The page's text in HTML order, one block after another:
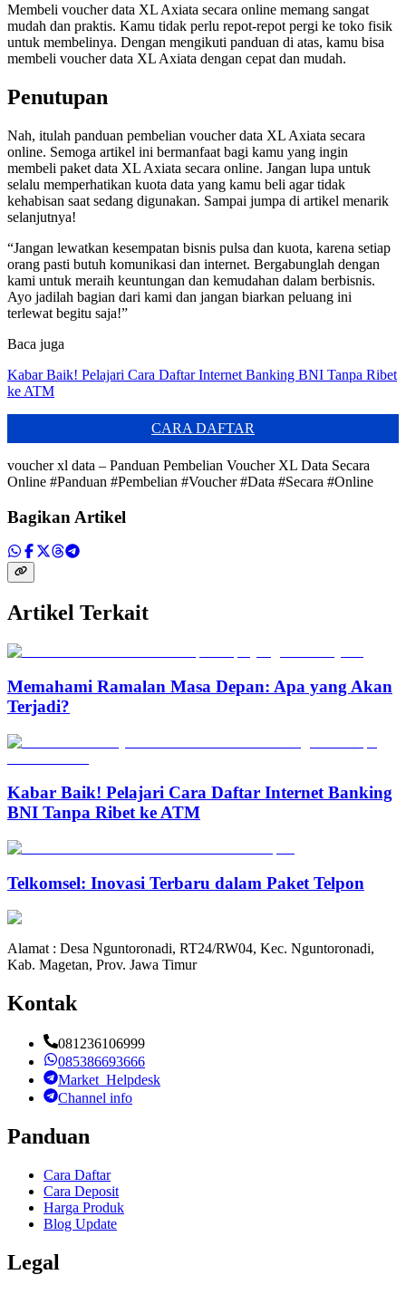
Membeli voucher data XL Axiata secara online memang sangat
mudah dan praktis. Kamu tidak perlu repot-repot pergi ke toko fisik
untuk membelinya. Dengan mengikuti panduan di atas, kamu bisa
membeli voucher data XL Axiata dengan cepat dan mudah.
Penutupan
Nah, itulah panduan pembelian voucher data XL Axiata secara
online. Semoga artikel ini bermanfaat bagi kamu yang ingin
membeli paket data XL Axiata secara online. Jangan lupa untuk
selalu memperhatikan kuota data yang kamu beli agar tidak
kehabisan saat sedang digunakan. Sampai jumpa di artikel menarik
selanjutnya!
“Jangan lewatkan kesempatan bisnis pulsa dan kuota, karena setiap
orang pasti butuh komunikasi dan internet. Bergabunglah dengan
kami untuk meraih keuntungan dan kemudahan dalam berbisnis.
Ayo jadilah bagian dari kami dan jangan biarkan peluang ini
terlewat begitu saja!”
Baca juga
Kabar Baik! Pelajari Cara Daftar Internet Banking BNI Tanpa Ribet
ke ATM
CARA DAFTAR
voucher xl data – Panduan Pembelian Voucher XL Data Secara
Online #Panduan #Pembelian #Voucher #Data #Secara #Online
Bagikan Artikel
Artikel Terkait
Memahami Ramalan Masa Depan: Apa yang Akan
Terjadi?
Kabar Baik! Pelajari Cara Daftar Internet Banking
BNI Tanpa Ribet ke ATM
Telkomsel: Inovasi Terbaru dalam Paket Telpon
Alamat : Desa Nguntoronadi, RT24/RW04, Kec. Nguntoronadi,
Kab. Magetan, Prov. Jawa Timur
Kontak
081236106999
085386693666
Market_Helpdesk
Channel info
Panduan
Cara Daftar
Cara Deposit
Harga Produk
Blog Update
Legal